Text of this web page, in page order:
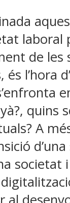
laboral
de les
l’hora
quins
A
societat